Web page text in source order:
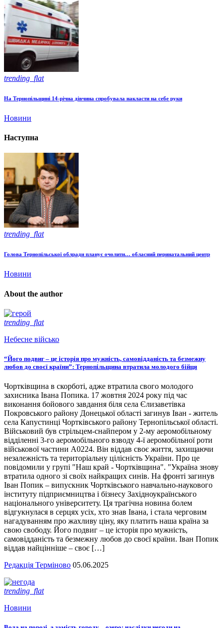
trending_flat
На Тернопільщині 14-річна дівчина спробувала накласти на себе руки
Новини
Наступна
trending_flat
Голова Тернопільської облради планує очолити… обласний перинатальний центр
Новини
About the author
trending_flat
Небесне військо
“Його подвиг – це історія про мужність, самовідданість та безмежну
любов до своєї країни”: Тернопільщина втратила молодого бійця
Чортківщина в скорботі, адже втратила свого молодого
захисника Івана Попика. 17 жовтня 2024 року під час
виконання бойового завдання біля села Єлизаветівка
Покровського району Донецької області загинув Іван - житель
села Капустинці Чортківського району Тернопільської області.
Військовий був стрільцем-снайпером у 2-му аеромобільному
відділенні 3-го аеромобільного взводу 4-ї аеромобільної роти
військової частини А0224. Він віддав своє життя, захищаючи
незалежність та територіальну цілісність України. Про це
повідомили у групі "Наш край - Чортківщина". "Україна знову
втратила одного зі своїх найкращих синів. На фронті загинув
Іван Попик – випускник Чортківського навчально-наукового
інституту підприємництва і бізнесу Західноукраїнського
національного університету. Ця трагічна новина болем
відгукнулася в серцях усіх, хто знав Івана, і стала черговим
нагадуванням про жахливу ціну, яку платить наша країна за
свою свободу. Його подвиг – це історія про мужність,
самовідданість та безмежну любов до своєї країни. Іван Попик
віддав найцінніше – своє […]
Редакція Терміново 05.06.2025
trending_flat
Новини